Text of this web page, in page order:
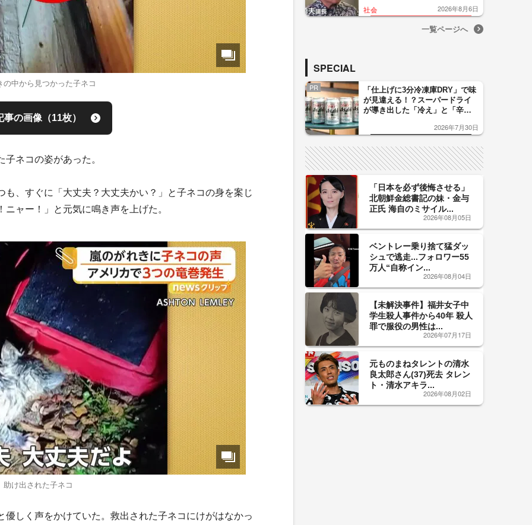
の中から見つかった子ネコ
事の画像（11枚）
ネコの姿があった。
、すぐに「大丈夫？大丈夫かい？」と子ネコの身を案じ
ャー！」と元気に鳴き声を上げた。
助け出された子ネコ
しく声をかけていた。救出された子ネコにけがはなかっ
受疑惑めぐり方針転換 第三
者委員会設置へ
社会 2026年8月6日
一覧ページへ
SPECIAL
PR
「仕上げに3分冷凍庫DRY」で味
が見違える！？スーパードライ
が導き出した「冷え」と「辛
した「辛口カーブ」が飲み頃の
2026年7月30日
「日本を必ず後悔させる」
北朝鮮金総書記の妹・金与
正氏 海自のミサイル...
2026年08月05日
ベントレー乗り捨て猛ダッ
シュで逃走...フォロワー55
万人“自称イン...
2026年08月04日
【未解決事件】福井女子中
学生殺人事件から40年 殺人
罪で服役の男性は...
2026年07月17日
元ものまねタレントの清水
良太郎さん(37)死去 タレン
ト・清水アキラ...
2026年08月02日